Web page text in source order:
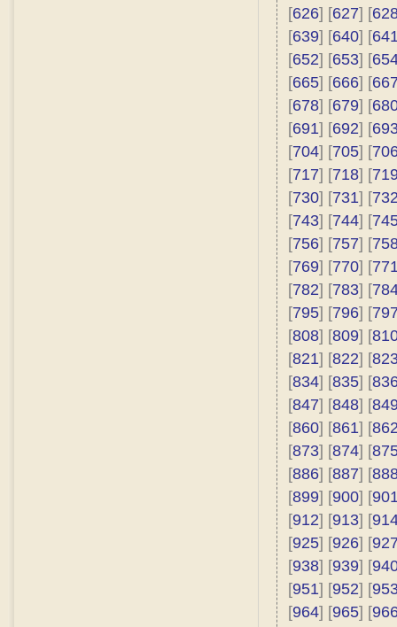
[626] [627] [
[639] [640] [
[652] [653] [
[665] [666] [
[678] [679] [
[691] [692] [
[704] [705] [
[717] [718] [
[730] [731] [
[743] [744] [
[756] [757] [
[769] [770] [
[782] [783] [
[795] [796] [
[808] [809] [
[821] [822] [
[834] [835] [
[847] [848] [
[860] [861] [
[873] [874] [
[886] [887] [
[899] [900] [
[912] [913] [
[925] [926] [
[938] [939] [
[951] [952] [
[964] [965] [